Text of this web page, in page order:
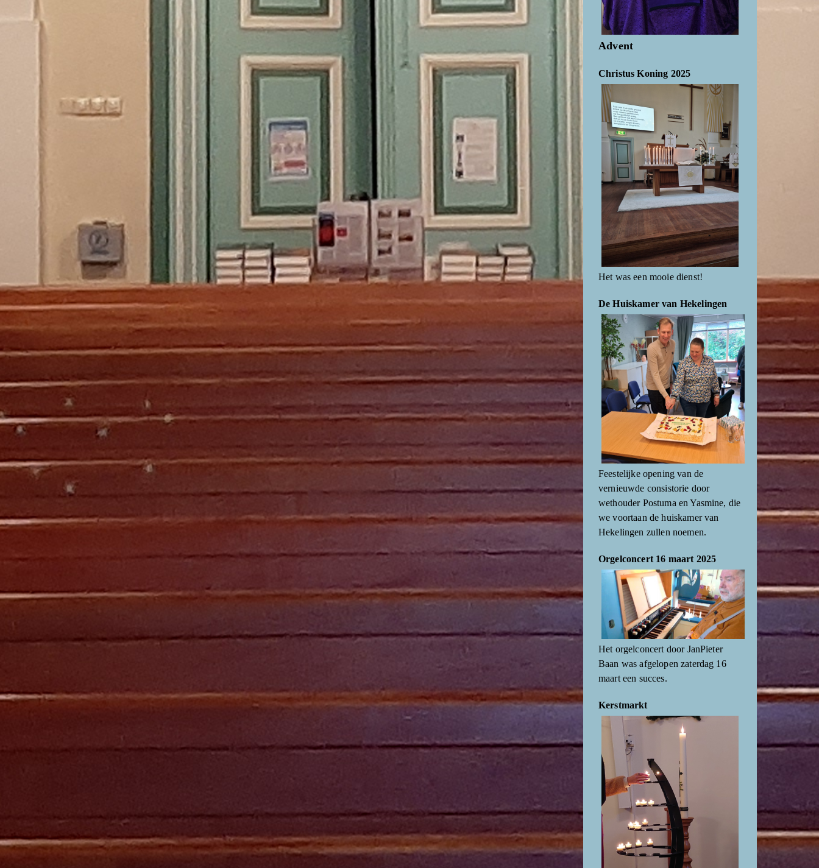
Advent
Christus Koning 2025
Het was een mooie dienst!
De Huiskamer van Hekelingen
Feestelijke opening van de
vernieuwde consistorie door
wethouder Postuma en Yasmine, die
we voortaan de huiskamer van
Hekelingen zullen noemen.
Orgelconcert 16 maart 2025
Het orgelconcert door JanPieter
Baan was afgelopen zaterdag 16
maart een succes.
Kerstmarkt